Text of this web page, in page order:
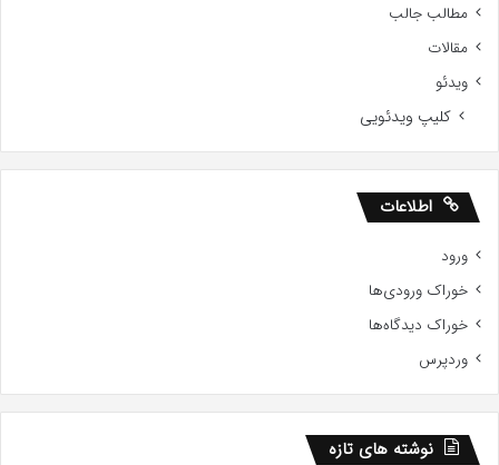
مطالب جالب
مقالات
ویدئو
کلیپ ویدئویی
اطلاعات
ورود
خوراک ورودی‌ها
خوراک دیدگاه‌ها
وردپرس
نوشته های تازه